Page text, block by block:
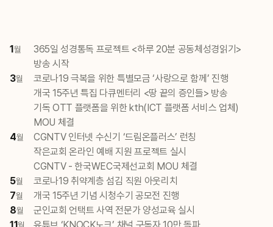
1월
365일 성경통독 프로젝트 <하루 20분 공동체성경읽기>
방송 시작
3월
코로나19 극복을 위한 특별모금 ‘사랑으로 함께’ 진행
개국 15주년 특집 다큐멘터리 <땅 끝의 증인들> 방송
기독 OTT 플랫폼을 위한 kth(ICT 플랫폼 서비스 업체)
MOU 체결
4월
CGNTV 인터넷 수신기 ‘드림온플러스’ 런칭
작은교회 온라인 예배 지원 프로젝트 실시
CGNTV - 한국WEC국제선교회 MOU 체결
5월
코로나19 취약계층 섬김 직원 아웃리치
7월
개국 15주년 기념 시청수기 공모전 진행
8월
군인교회 언택트 사역 전문가 양성교육 실시